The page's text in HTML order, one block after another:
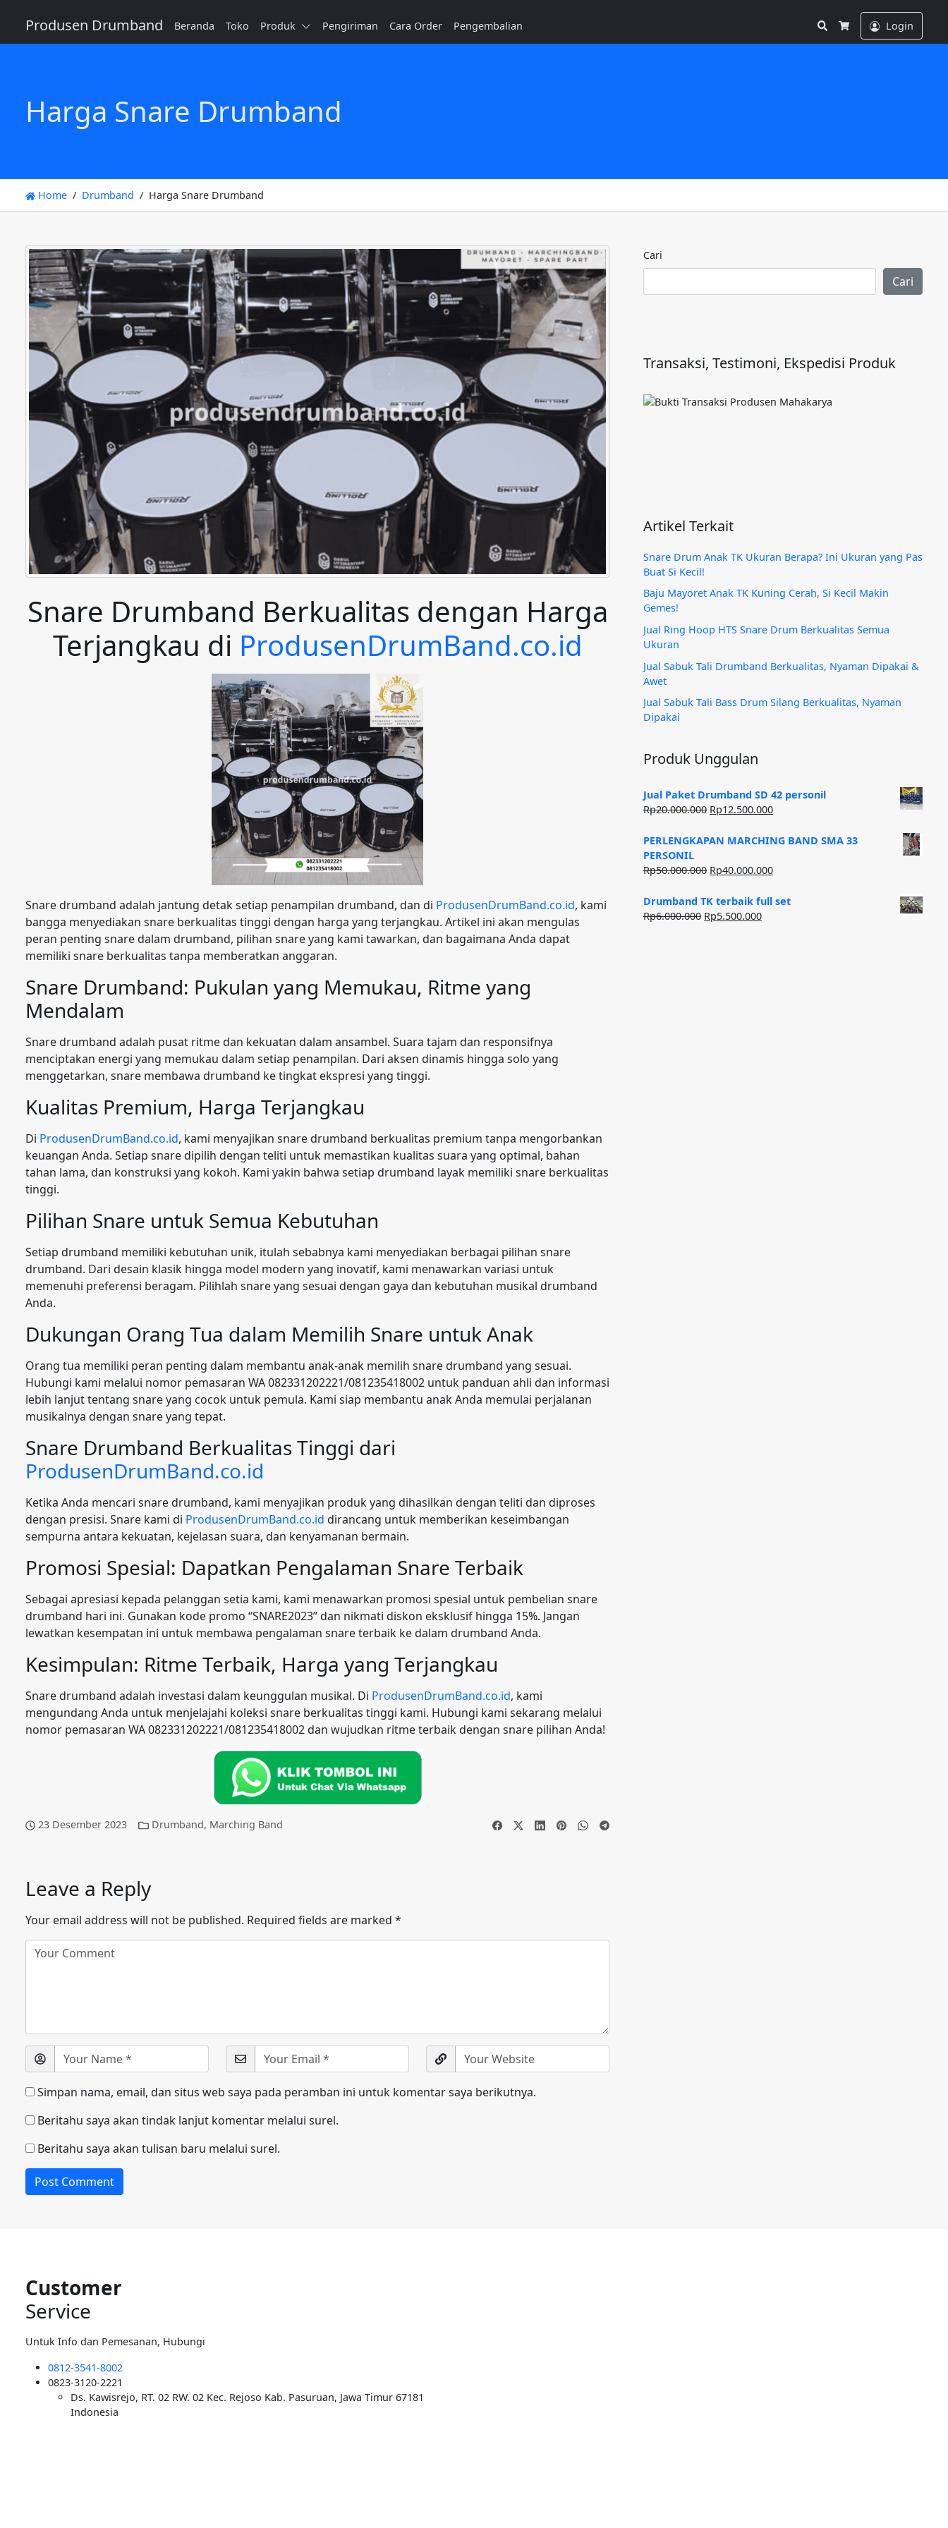
Produsen Drumband Beranda Toko Produk Pengiriman Cara Order Pengembalian
Search
Cart
Login
Harga Snare Drumband
Home Drumband Harga Snare Drumband
Snare Drumband Berkualitas dengan Harga
Terjangkau di ProdusenDrumBand.co.id
Snare drumband adalah jantung detak setiap penampilan drumband, dan di ProdusenDrumBand.co.id, kami
bangga menyediakan snare berkualitas tinggi dengan harga yang terjangkau. Artikel ini akan mengulas
peran penting snare dalam drumband, pilihan snare yang kami tawarkan, dan bagaimana Anda dapat
memiliki snare berkualitas tanpa memberatkan anggaran.
Snare Drumband: Pukulan yang Memukau, Ritme yang
Mendalam
Snare drumband adalah pusat ritme dan kekuatan dalam ansambel. Suara tajam dan responsifnya
menciptakan energi yang memukau dalam setiap penampilan. Dari aksen dinamis hingga solo yang
menggetarkan, snare membawa drumband ke tingkat ekspresi yang tinggi.
Kualitas Premium, Harga Terjangkau
Di ProdusenDrumBand.co.id, kami menyajikan snare drumband berkualitas premium tanpa mengorbankan
keuangan Anda. Setiap snare dipilih dengan teliti untuk memastikan kualitas suara yang optimal, bahan
tahan lama, dan konstruksi yang kokoh. Kami yakin bahwa setiap drumband layak memiliki snare berkualitas
tinggi.
Pilihan Snare untuk Semua Kebutuhan
Setiap drumband memiliki kebutuhan unik, itulah sebabnya kami menyediakan berbagai pilihan snare
drumband. Dari desain klasik hingga model modern yang inovatif, kami menawarkan variasi untuk
memenuhi preferensi beragam. Pilihlah snare yang sesuai dengan gaya dan kebutuhan musikal drumband
Anda.
Dukungan Orang Tua dalam Memilih Snare untuk Anak
Orang tua memiliki peran penting dalam membantu anak-anak memilih snare drumband yang sesuai.
Hubungi kami melalui nomor pemasaran WA 082331202221/081235418002 untuk panduan ahli dan informasi
lebih lanjut tentang snare yang cocok untuk pemula. Kami siap membantu anak Anda memulai perjalanan
musikalnya dengan snare yang tepat.
Snare Drumband Berkualitas Tinggi dari
ProdusenDrumBand.co.id
Ketika Anda mencari snare drumband, kami menyajikan produk yang dihasilkan dengan teliti dan diproses
dengan presisi. Snare kami di ProdusenDrumBand.co.id dirancang untuk memberikan keseimbangan
sempurna antara kekuatan, kejelasan suara, dan kenyamanan bermain.
Promosi Spesial: Dapatkan Pengalaman Snare Terbaik
Sebagai apresiasi kepada pelanggan setia kami, kami menawarkan promosi spesial untuk pembelian snare
drumband hari ini. Gunakan kode promo “SNARE2023” dan nikmati diskon eksklusif hingga 15%. Jangan
lewatkan kesempatan ini untuk membawa pengalaman snare terbaik ke dalam drumband Anda.
Kesimpulan: Ritme Terbaik, Harga yang Terjangkau
Snare drumband adalah investasi dalam keunggulan musikal. Di ProdusenDrumBand.co.id, kami
mengundang Anda untuk menjelajahi koleksi snare berkualitas tinggi kami. Hubungi kami sekarang melalui
nomor pemasaran WA 082331202221/081235418002 dan wujudkan ritme terbaik dengan snare pilihan Anda!
23 Desember 2023 Drumband, Marching Band
Leave a Reply
Your email address will not be published. Required fields are marked *
Simpan nama, email, dan situs web saya pada peramban ini untuk komentar saya berikutnya.
Beritahu saya akan tindak lanjut komentar melalui surel.
Beritahu saya akan tulisan baru melalui surel.
Cari
Cari
Transaksi, Testimoni, Ekspedisi Produk
Artikel Terkait
Snare Drum Anak TK Ukuran Berapa? Ini Ukuran yang Pas
Buat Si Kecil!
Baju Mayoret Anak TK Kuning Cerah, Si Kecil Makin
Gemes!
Jual Ring Hoop HTS Snare Drum Berkualitas Semua
Ukuran
Jual Sabuk Tali Drumband Berkualitas, Nyaman Dipakai &
Awet
Jual Sabuk Tali Bass Drum Silang Berkualitas, Nyaman
Dipakai
Produk Unggulan
Jual Paket Drumband SD 42 personil
Rp20.000.000 Harga
adalah:
Rp12.500.000Harga
ini
Rp12.500.000.
PERLENGKAPAN MARCHING BAND SMA 33
PERSONIL
Rp50.000.000 Harga
adalah:
Rp50.000.000.
Rp40.000.000Harga
ini
Drumband TK terbaik full set
Rp6.000.000 Harga
Rp5.500.000Harga
Customer
Service
Untuk Info dan Pemesanan, Hubungi
0812-3541-8002
0823-3120-2221
Ds. Kawisrejo, RT. 02 RW. 02 Kec. Rejoso Kab. Pasuruan, Jawa Timur 67181
Indonesia